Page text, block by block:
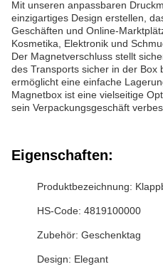
Mit unseren anpassbaren
einzigartiges Design erstellen,
Geschäften und Online-
Kosmetika, Elektronik und
Der Magnetverschluss stellt
des Transports sicher in der Box
ermöglicht eine einfache
Magnetbox ist eine vielseitige
sein Verpackungsgeschäft
Eigenschaften:
Produktbezeichnung:
HS-Code: 4819100000
Zubehör: Geschenktag
Design: Elegant